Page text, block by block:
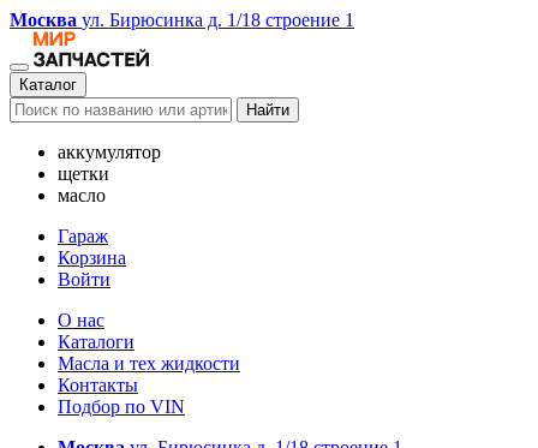
Москва ул. Бирюсинка д. 1/18 строение 1
Каталог
Найти
аккумулятор
щетки
масло
Гараж
Корзина
Войти
О нас
Каталоги
Масла и тех жидкости
Контакты
Подбор по VIN